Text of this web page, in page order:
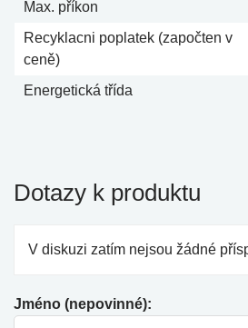
Max. příkon
Recyklacni poplatek (započten v
ceně)
Energetická třída
Dotazy k produktu
V diskuzi zatím nejsou žádné
Jméno (nepovinné):